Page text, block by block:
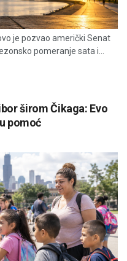
je pozvao američki Senat
pomeranje sata i...
širom Čikaga: Evo
pomoć